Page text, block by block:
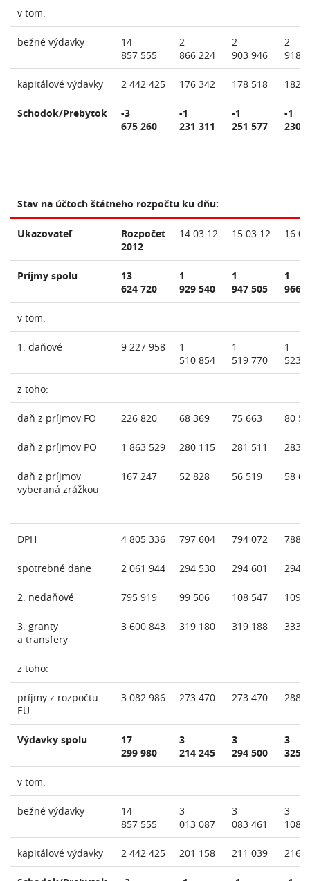
v tom:
bežné výdavky
14
857 555
2
866 224
2
903 946
2
918
kapitálové výdavky 2 442 425 176 342 178 518 182
Schodok/Prebytok
-3
675 260
-1
231 311
-1
251 577
-1
230
Stav na účtoch štátneho rozpočtu ku dňu:
Ukazovateľ
Rozpočet
2012
14.03.12 15.03.12
Príjmy spolu
13
624 720
1
929 540
1
947 505
1
966
v tom:
1. daňové 9 227 958
1
510 854
1
519 770
1
523
z toho:
daň z príjmov FO 226 820 68 369 75 663 80
daň z príjmov PO 1 863 529 280 115 281 511 283
daň z príjmov
vyberaná zrážkou
167 247 52 828 56 519 58
DPH 4 805 336 797 604 794 072 788
spotrebné dane 2 061 944 294 530 294 601 294
2. nedaňové 795 919 99 506 108 547 109
3. granty
a transfery
3 600 843 319 180 319 188 333
z toho:
príjmy z rozpočtu
EU
3 082 986 273 470 273 470 288
Výdavky spolu
17
299 980
3
214 245
3
294 500
3
325
v tom:
bežné výdavky
14
857 555
3
013 087
3
083 461
3
108
kapitálové výdavky 2 442 425 201 158 211 039 216